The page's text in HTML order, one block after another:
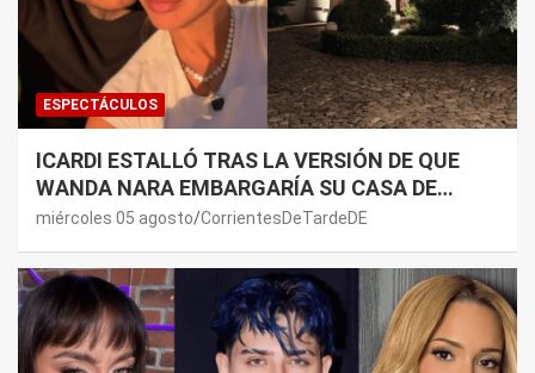
ESPECTÁCULOS
ICARDI ESTALLÓ TRAS LA VERSIÓN DE QUE
WANDA NARA EMBARGARÍA SU CASA DE
NORDELTA: “NECESITAN RASCAR DE ALGÚN
miércoles 05 agosto CorrientesDeTardeDE